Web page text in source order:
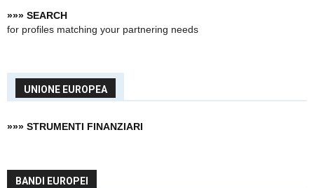
»»» SEARCH
for profiles matching your partnering needs
UNIONE EUROPEA
»»» STRUMENTI FINANZIARI
BANDI EUROPEI